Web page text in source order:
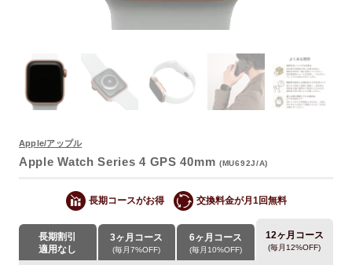
Apple/アップル
Apple Watch Series 4 GPS 40mm (MU692J/A)
長期コースがお得 交換料金が月1回無料
長期割引
適用なし
3ヶ月コース
(毎月7%OFF)
6ヶ月コース
(毎月10%OFF)
12ヶ月コース
(毎月12%OFF)